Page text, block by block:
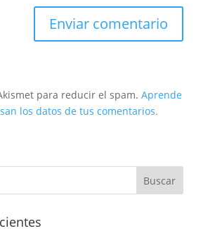
para reducir el spam. Aprende
los datos de tus comentarios.